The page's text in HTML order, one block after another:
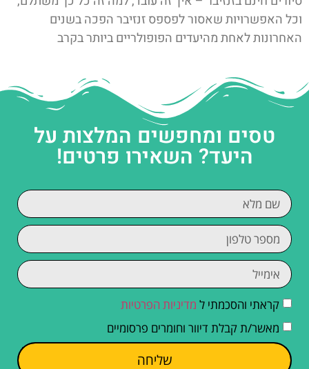
וכל האפשרויות שאסור לפספס זנזיבר הפכה בשנים
האחרונות לאחת מהיעדים הפופולריים ביותר בקרב
טסים ומחפשים המלצות על
היעד? השאירו פרטים!
קראתי והסכמתי ל מדיניות הפרטיות
מאשר/ת קבלת דיוור וחומרים פרסומיים
שליחה